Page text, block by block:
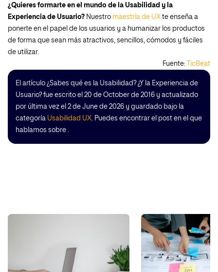
¿Quieres formarte en el mundo de la Usabilidad y la
Experiencia de Usuario? Nuestro maestría de UX te enseña a
ponerte en el papel de los usuarios y a humanizar los productos
de forma que sean más atractivos, sencillos, cómodos y fáciles
de utilizar.
Fuente:
TicBeat
El artículo ¿Sabes qué es la Usabilidad? ¿Y la Experiencia de
Usuario? fue escrito el 20 de October de 2016 y actualizado
por última vez el 2 de June de 2026 y guardado bajo la
categoría Usabilidad UX. Puedes encontrar el post en el que
hablamos sobre .